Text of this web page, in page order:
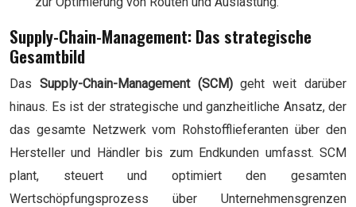
Supply-Chain-Management: Das strategische
Gesamtbild
Das Supply-Chain-Management (SCM)geht weit darüber
hinaus. Es ist der strategische und ganzheitliche Ansatz, der
das gesamte Netzwerk vom Rohstofflieferanten über den
Hersteller und Händler bis zum Endkunden umfasst. SCM
plant, steuert und optimiert den gesamten
Wertschöpfungsprozess über Unternehmensgrenzen